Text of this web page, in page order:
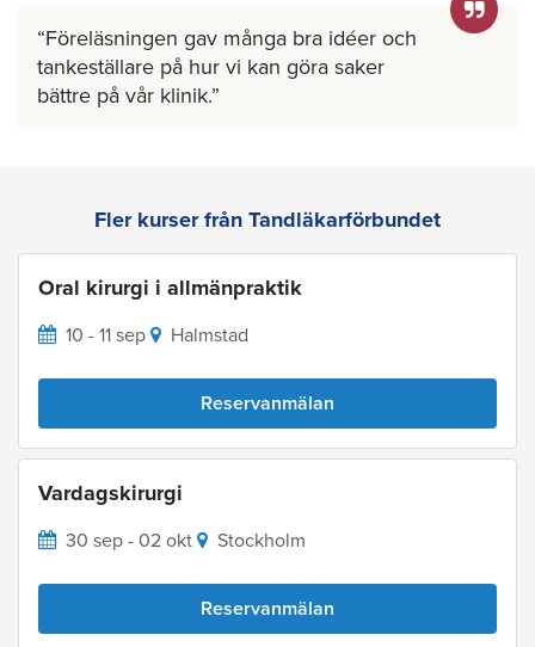
Föreläsningen gav många bra idéer och
tankeställare på hur vi kan göra saker
bättre på vår klinik.
Fler kurser från Tandläkarförbundet
Oral kirurgi i allmänpraktik
10 - 11 sep Halmstad
Reservanmälan
Vardagskirurgi
30 sep - 02 okt Stockholm
Reservanmälan